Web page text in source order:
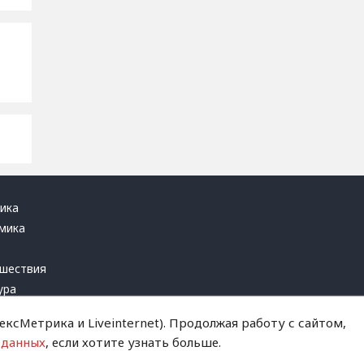
и Liveinternet). Продолжая работу с сайтом,
, если хотите узнать больше.